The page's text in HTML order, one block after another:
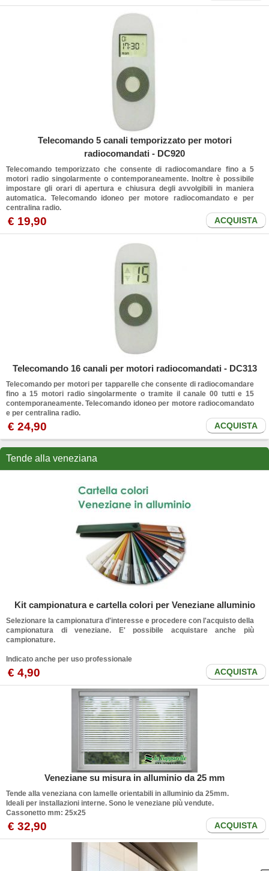
Telecomando 5 canali temporizzato per motori
radiocomandati - DC920
Telecomando temporizzato che consente di radiocomandare fino a 5
motori radio singolarmente o contemporaneamente. Inoltre è possibile
impostare gli orari di apertura e chiusura degli avvolgibili in maniera
automatica. Telecomando idoneo per motore radiocomandato e per
centralina radio.
€ 19,90 ACQUISTA
Telecomando 16 canali per motori radiocomandati - DC313
Telecomando per motori per tapparelle che consente di radiocomandare
fino a 15 motori radio singolarmente o tramite il canale 00 tutti e 15
contemporaneamente. Telecomando idoneo per motore radiocomandato
e per centralina radio.
€ 24,90 ACQUISTA
Tende alla veneziana
Kit campionatura e cartella colori per Veneziane alluminio
Selezionare la campionatura d'interesse e procedere con l'acquisto della
campionatura di veneziane. E' possibile acquistare anche più
campionature.
Indicato anche per uso professionale
€ 4,90 ACQUISTA
Veneziane su misura in alluminio da 25 mm
Tende alla veneziana con lamelle orientabili in alluminio da 25mm.
Ideali per installazioni interne. Sono le veneziane più vendute.
Cassonetto mm: 25x25
€ 32,90 ACQUISTA